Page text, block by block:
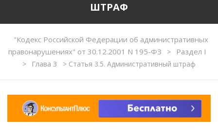
ШТРАФ
"Кодекс Российской Федерации об административных
правонарушениях" от 30.12.2001 N 195-ФЗ
> Раздел I
> Глава 3 > Статья 3.5. Административный штраф